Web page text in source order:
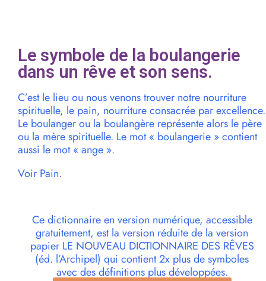
Le symbole de la boulangerie
dans un rêve et son sens.
C’est le lieu ou nous venons trouver notre nourriture
spirituelle, le pain, nourriture consacrée par excellence.
Le boulanger ou la boulangère représente alors le père
ou la mère spirituelle. Le mot « boulangerie » contient
aussi le mot « ange ».
Voir Pain.
Ce dictionnaire en version numérique, accessible
gratuitement, est la version réduite de la version
papier LE NOUVEAU DICTIONNAIRE DES RÊVES
(éd. l’Archipel) qui contient 2x plus de symboles
avec des définitions plus développées.